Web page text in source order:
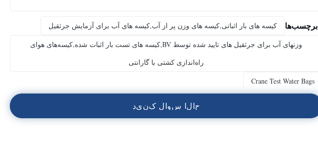
برچسب‌ها
کیسه های بار اثباتی,کیسه های وزن پر از آب,کیسه های آب برای آزمایش جرثقیل
وزنهای آب برای جرثقیل های تایید شده توسط BV,کیسه های تست بار اثبات شده,کیسه‌های هوای
راه‌اندازی کشتی با گارانتی
Crane Test Water Bags
حالا سوال کنيد